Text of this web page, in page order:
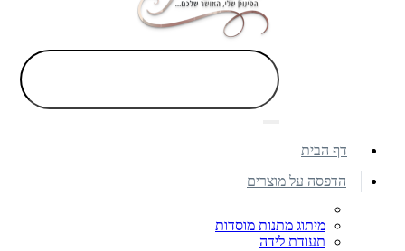
דף הבית
הדפסה על מוצרים
מיתוג מתנות מוסדות
תעודת לידה